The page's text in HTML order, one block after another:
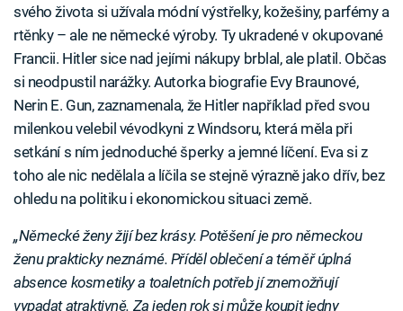
svého života si užívala módní výstřelky, kožešiny, parfémy a
rtěnky – ale ne německé výroby. Ty ukradené v okupované
Francii. Hitler sice nad jejími nákupy brblal, ale platil. Občas
si neodpustil narážky. Autorka biografie Evy Braunové,
Nerin E. Gun, zaznamenala, že Hitler například před svou
milenkou velebil vévodkyni z Windsoru, která měla při
setkání s ním jednoduché šperky a jemné líčení. Eva si z
toho ale nic nedělala a líčila se stejně výrazně jako dřív, bez
ohledu na politiku i ekonomickou situaci země.
„Německé ženy žijí bez krásy. Potěšení je pro německou
ženu prakticky neznámé. Příděl oblečení a téměř úplná
absence kosmetiky a toaletních potřeb jí znemožňují
vypadat atraktivně. Za jeden rok si může koupit jedny